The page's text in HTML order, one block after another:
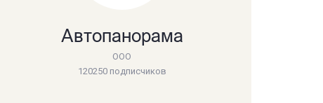
Автопанорама
ООО
120250 подписчиков